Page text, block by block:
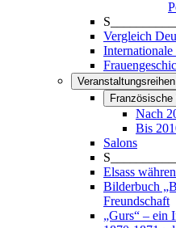
Vergleich
Veranstaltungsreihen
Französische
Nach
Bis
Salons
Elsass
Bilderbuch
Freundschaft
„Gurs“ – ein